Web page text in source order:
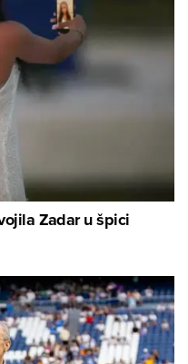
Zadar u špici